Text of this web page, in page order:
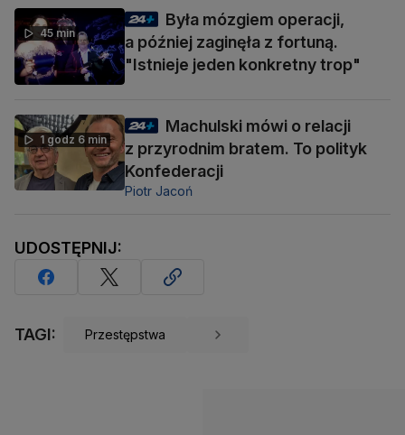
45 min
Była mózgiem operacji,
a później zaginęła z fortuną.
"Istnieje jeden konkretny trop"
1 godz 6 min
Machulski mówi o relacji
z przyrodnim bratem. To polityk
Konfederacji
Piotr Jacoń
UDOSTĘPNIJ:
TAGI: Przestępstwa